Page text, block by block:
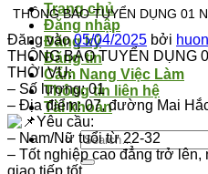
Trang chủ
Đăng nhập
Đăng ký
Đăng tin
Cẩm Nang Việc Làm
Thông tin liên hệ
Tài khoản
THÔNG BÁO TUYỂN DỤNG 01
Đăng vào05/04/2025 bởi
THÔNG BÁO TUYỂN DỤNG
THỜI VỤ:
– Số lượng: 01
– Địa điểm: 07, đường Mai
Yêu cầu:
– Nam/Nữ tuổi từ 22-32
– Tốt nghiệp cao đẳng trở
giao tiếp tốt.